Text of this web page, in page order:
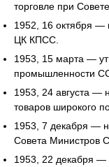
торговле при
1952, 16 октября —
ЦК КПСС.
1953, 15 марта —
промышленности
1953, 24 августа —
товаров широкого
1953, 7 декабря —
Совета Министров
1953, 22 декабря